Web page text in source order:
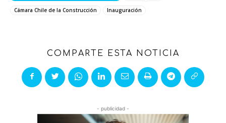
Cámara Chile de la Construcción
Inauguración
COMPARTE ESTA NOTICIA
- publicidad -